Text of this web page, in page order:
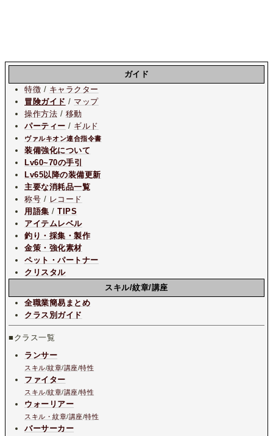
ガイド
特徴 / キャラクター
冒険ガイド / マップ
操作方法 / 移動
パーティー / ギルド
ヴァルキオン連合指令書
装備強化について
Lv60~70の手引
Lv65以降の装備更新
主要な消耗品一覧
称号 / レコード
用語集 /TIPS
アイテムレベル
釣り・採集・製作
金策・強化素材
ペット・パートナー
クリスタル
スキル/紋章/講座
全職業簡易まとめ
クラス別ガイド
■クラス一覧
ランサー
スキル/紋章/講座/特性
ファイター
スキル/紋章/講座/特性
ウォーリアー
スキル・紋章/講座/特性
バーサーカー